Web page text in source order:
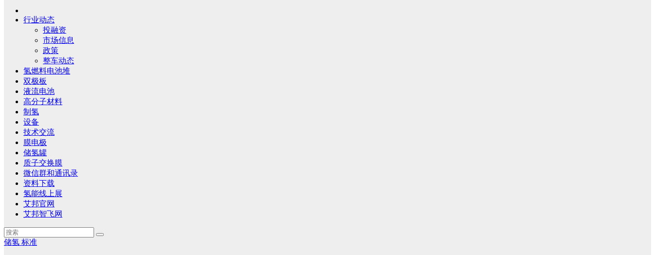
行业动态
投融资
市场信息
政策
整车动态
氢燃料电池堆
双极板
液流电池
高分子材料
制氢
设备
技术交流
膜电极
储氢罐
质子交换膜
微信群和通讯录
资料下载
氢能线上展
艾邦官网
艾邦智飞网
储氢 标准